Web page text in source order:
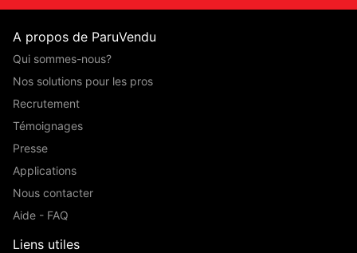
A propos de ParuVendu
Qui sommes-nous?
Nos solutions pour les pros
Recrutement
Témoignages
Presse
Applications
Nous contacter
Aide - FAQ
Liens utiles